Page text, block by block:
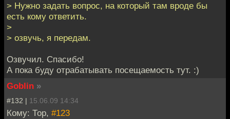
> Нужно задать вопрос, на который там вроде бы
есть кому ответить.
>
> озвучь, я передам.
Озвучил. Спасибо!
А пока буду отрабатывать посещаемость тут. :)
Goblin »
#132 | 15.06.09 14:34
Кому: Тор, #123